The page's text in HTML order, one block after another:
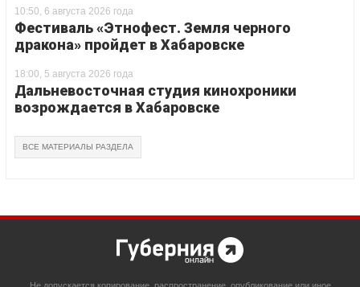
10:50, 6 августа 2026 года
Фестиваль «Этнофест. Земля черного
дракона» пройдет в Хабаровске
18:00, 5 августа 2026 года
Дальневосточная студия кинохроники
возрождается в Хабаровске
ВСЕ МАТЕРИАЛЫ РАЗДЕЛА